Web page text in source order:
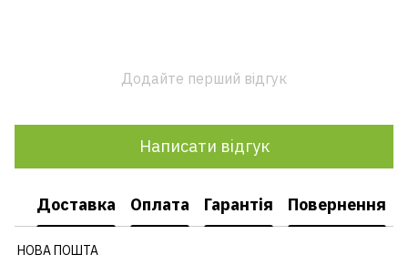
Додайте перший відгук
Написати відгук
Доставка Оплата Гарантія Повернення
НОВА ПОШТА